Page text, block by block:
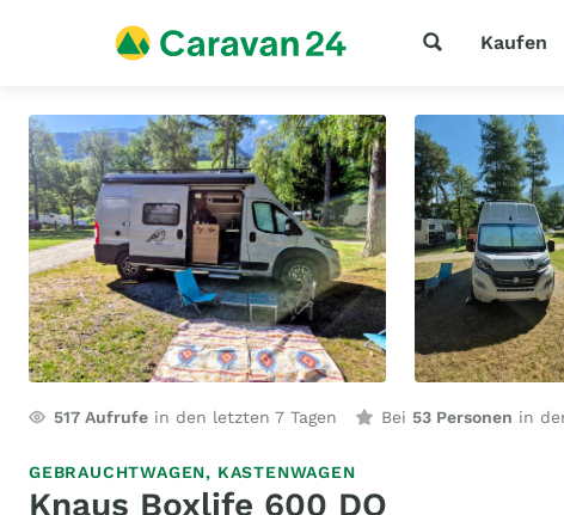
Kaufen
517 Aufrufe in den letzten 7 Tagen Bei 53 Personen in
GEBRAUCHTWAGEN, KASTENWAGEN
Knaus Boxlife 600 DQ